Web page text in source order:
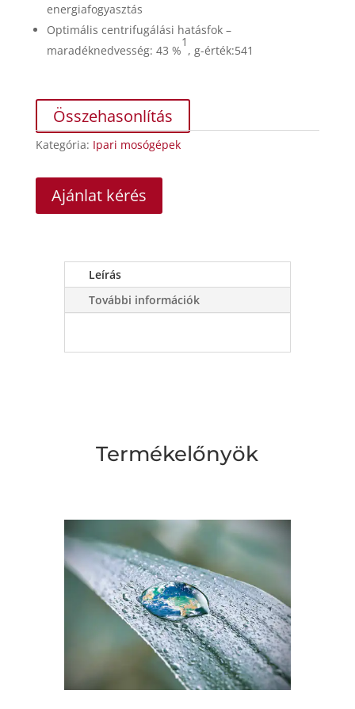
energiafogyasztás
Optimális centrifugálási hatásfok –
maradéknedvesség: 43 %
1
, g-érték:541
Összehasonlítás
Kategória: Ipari mosógépek
Ajánlat kérés
Leírás
További információk
Termékelőnyök